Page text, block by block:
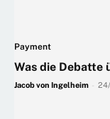
Payment
Was die Debatte
Jacob von Ingelheim